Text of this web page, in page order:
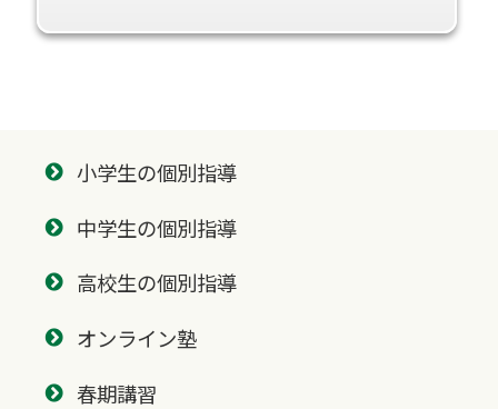
小学生の個別指導
中学生の個別指導
高校生の個別指導
オンライン塾
春期講習